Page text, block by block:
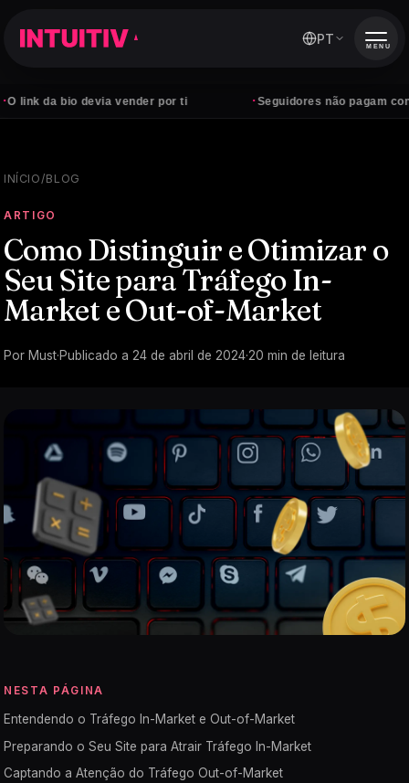
devia vender por ti Seguidores não pagam contas —
PT MENU
INÍCIO/BLOG
ARTIGO
Como Distinguir e Otimizar o
Seu Site para Tráfego In-
Market e Out-of-Market
Por Must·Publicado a 24 de abril de 2024·20 min de leitura
NESTA PÁGINA
Entendendo o Tráfego In-Market e Out-of-Market
Preparando o Seu Site para Atrair Tráfego In-Market
Captando a Atenção do Tráfego Out-of-Market